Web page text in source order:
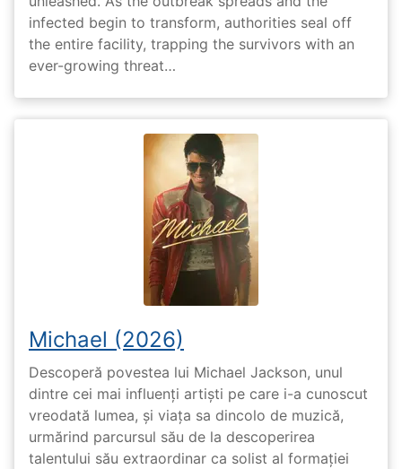
infected begin to transform, authorities seal off
the entire facility, trapping the survivors with an
ever-growing threat…
Michael (2026)
Descoperă povestea lui Michael Jackson, unul
dintre cei mai influenți artiști pe care i-a cunoscut
vreodată lumea, și viața sa dincolo de muzică,
urmărind parcursul său de la descoperirea
talentului său extraordinar ca solist al formației